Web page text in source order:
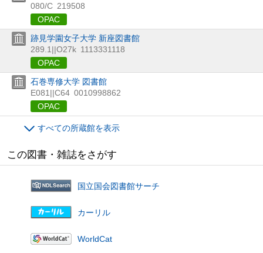
080/C 219508
OPAC
跡見学園女子大学 新座図書館
289.1||O27k 1113331118
OPAC
石巻専修大学 図書館
E081||C64 0010998862
OPAC
すべての所蔵館を表示
この図書・雑誌をさがす
国立国会図書館サーチ
カーリル
WorldCat